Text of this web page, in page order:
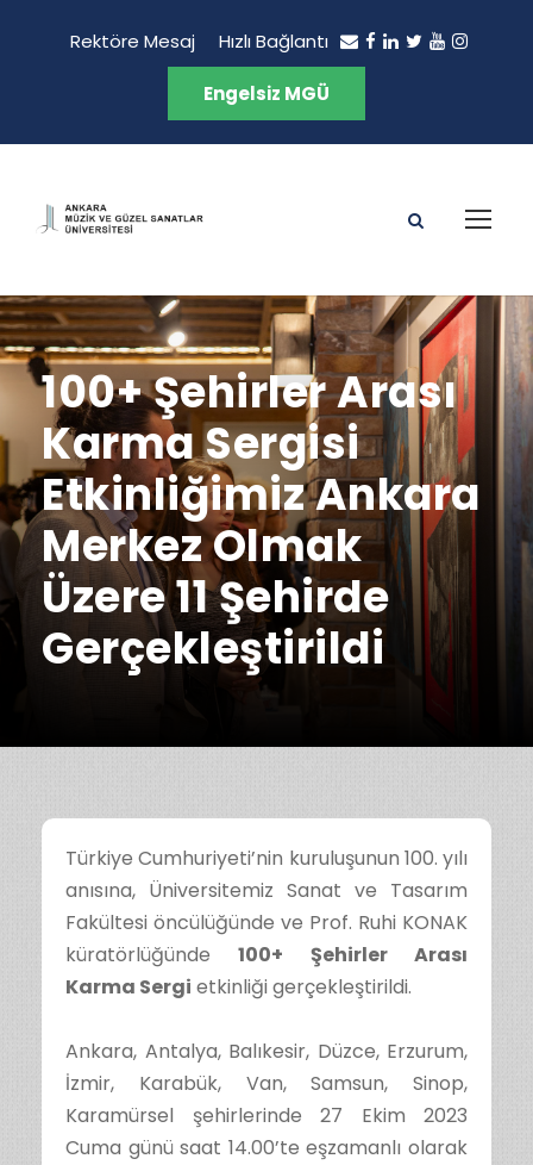
Rektöre Mesaj Hızlı Bağlantı
Engelsiz MGÜ
100+ Şehirler Arası
Karma Sergisi
Etkinliğimiz Ankara
Merkez Olmak
Üzere 11 Şehirde
Gerçekleştirildi
Türkiye Cumhuriyeti’nin kuruluşunun 100. yılı
anısına, Üniversitemiz Sanat ve Tasarım
Fakültesi öncülüğünde ve Prof. Ruhi KONAK
küratörlüğünde100+ Şehirler Arası
Karma Sergi etkinliği gerçekleştirildi.
Ankara, Antalya, Balıkesir, Düzce, Erzurum,
İzmir, Karabük, Van, Samsun, Sinop,
Karamürsel şehirlerinde 27 Ekim 2023
Cuma günü saat 14.00’te eşzamanlı olarak